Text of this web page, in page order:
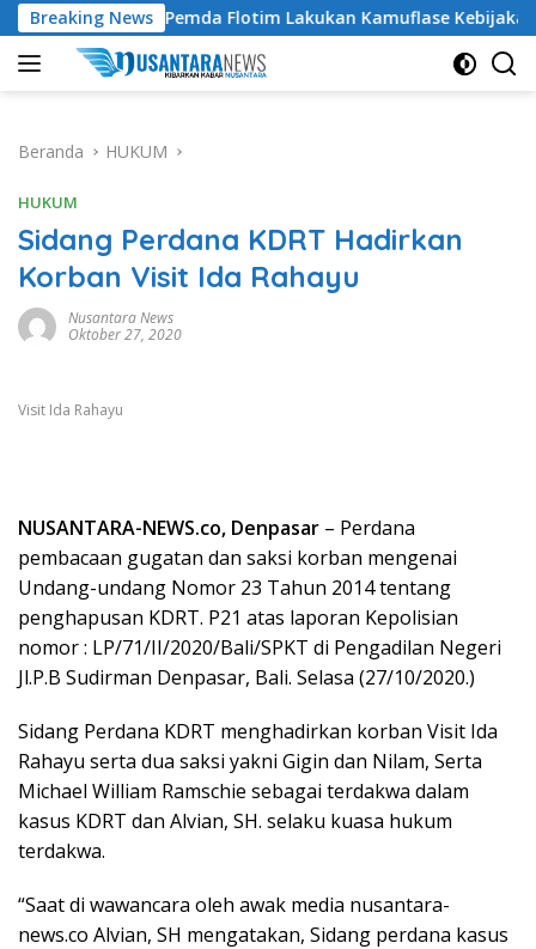
Langsung
ke
konten
Breaking News
Pemda Flotim Lakukan Kamuflase Kebijakan Politik
Beranda HUKUM
HUKUM
Sidang Perdana KDRT Hadirkan
Korban Visit Ida Rahayu
Nusantara News
Oktober 27, 2020
Visit Ida Rahayu
NUSANTARA-NEWS.co, Denpasar – Perdana
pembacaan gugatan dan saksi korban mengenai
Undang-undang Nomor 23 Tahun 2014 tentang
penghapusan KDRT. P21 atas laporan Kepolisian
nomor : LP/71/II/2020/Bali/SPKT di Pengadilan Negeri
Jl.P.B Sudirman Denpasar, Bali. Selasa (27/10/2020.)
Sidang Perdana KDRT menghadirkan korban Visit Ida
Rahayu serta dua saksi yakni Gigin dan Nilam, Serta
Michael William Ramschie sebagai terdakwa dalam
kasus KDRT dan Alvian, SH. selaku kuasa hukum
terdakwa.
“Saat di wawancara oleh awak media nusantara-
news.co Alvian, SH mengatakan, Sidang perdana kasus